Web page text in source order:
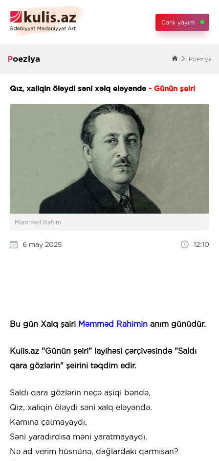
Canlı yayım
Poeziya Poeziya
Qız, xaliqin öləydi səni xəlq eləyəndə - Günün şeiri
Məmməd Rahim
6 may 2025 12:10
Bu gün Xalq şairi Məmməd Rahimin anım günüdür.
Kulis.az "Günün şeiri" layihəsi çərçivəsində "Saldı
qara gözlərin" şeirini təqdim edir.
Saldı qara gözlərin neçə aşiqi bəndə,
Qız, xaliqin öləydi səni xəlq eləyəndə.
Kamına çatmayaydı,
Səni yaradırdısa məni yaratmayaydı.
Nə ad verim hüsnünə, dağlardakı qarmısan?